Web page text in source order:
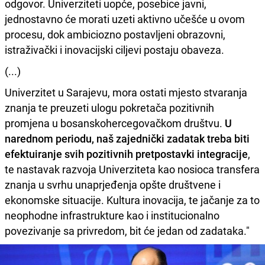
odgovor. Univerziteti uopće, posebice javni,
jednostavno će morati uzeti aktivno učešće u ovom
procesu, dok ambiciozno postavljeni obrazovni,
istraživački i inovacijski ciljevi postaju obaveza.
(...)
Univerzitet u Sarajevu, mora ostati mjesto stvaranja
znanja te preuzeti ulogu pokretača pozitivnih
promjena u bosanskohercegovačkom društvu. U
narednom periodu, naš zajednički zadatak treba biti
efektuiranje svih pozitivnih pretpostavki integracije,
te nastavak razvoja Univerziteta kao nosioca transfera
znanja u svrhu unaprjeđenja opšte društvene i
ekonomske situacije. Kultura inovacija, te jačanje za to
neophodne infrastrukture kao i institucionalno
povezivanje sa privredom, bit će jedan od zadataka."